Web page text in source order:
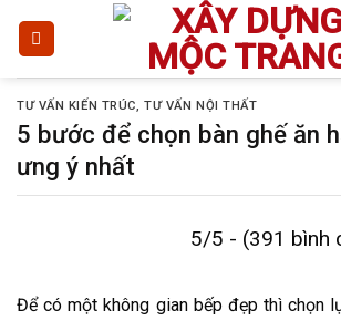
dungTƯ VẤN KIẾN TRÚC,TƯ VẤN NỘI THẤT
5 bước để chọn bàn ghế ăn
ưng ý nhất
5/5 - (391 bình
Để có một không gian bếp đẹp thì chọn